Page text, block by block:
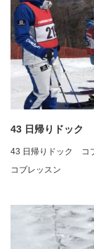
43 日帰りドック
43 日帰りドック コ
コブレッスン